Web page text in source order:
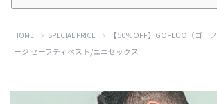
HOME SPECIAL PRICE
【50％OFF】GOFLUO（ゴー
ージ セーフティベスト/ユニセックス